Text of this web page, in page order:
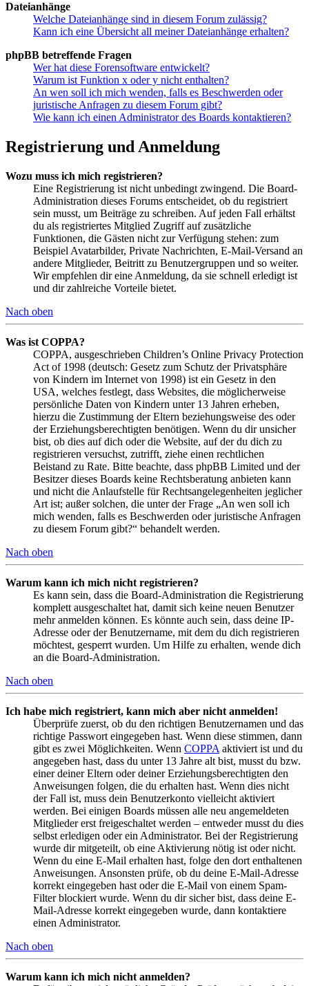
Dateianhänge
Welche Dateianhänge sind in diesem Forum zulässig?
Kann ich eine Übersicht all meiner Dateianhänge erhalten?
phpBB betreffende Fragen
Wer hat diese Forensoftware entwickelt?
Warum ist Funktion x oder y nicht enthalten?
An wen soll ich mich wenden, falls es Beschwerden oder
juristische Anfragen zu diesem Forum gibt?
Wie kann ich einen Administrator des Boards kontaktieren?
Registrierung und Anmeldung
Wozu muss ich mich registrieren?
Eine Registrierung ist nicht unbedingt zwingend. Die Board-
Administration dieses Forums entscheidet, ob du registriert
sein musst, um Beiträge zu schreiben. Auf jeden Fall erhältst
du als registriertes Mitglied Zugriff auf zusätzliche
Funktionen, die Gästen nicht zur Verfügung stehen: zum
Beispiel Avatarbilder, Private Nachrichten, E-Mail-Versand an
andere Mitglieder, Beitritt zu Benutzergruppen und so weiter.
Wir empfehlen dir eine Anmeldung, da sie schnell erledigt ist
und dir zahlreiche Vorteile bietet.
Nach oben
Was ist COPPA?
COPPA, ausgeschrieben Children’s Online Privacy Protection
Act of 1998 (deutsch: Gesetz zum Schutz der Privatsphäre
von Kindern im Internet von 1998) ist ein Gesetz in den
USA, welches festlegt, dass Websites, die möglicherweise
persönliche Daten von Kindern unter 13 Jahren erheben,
hierzu die Zustimmung der Eltern beziehungsweise des oder
der Erziehungsberechtigten benötigen. Wenn du dir unsicher
bist, ob dies auf dich oder die Website, auf der du dich zu
registrieren versuchst, zutrifft, ziehe einen rechtlichen
Beistand zu Rate. Bitte beachte, dass phpBB Limited und der
Besitzer dieses Boards keine Rechtsberatung anbieten kann
und nicht die Anlaufstelle für Rechtsangelegenheiten jeglicher
Art ist; außer solchen, die unter der Frage „An wen soll ich
mich wenden, falls es Beschwerden oder juristische Anfragen
zu diesem Forum gibt?“ behandelt werden.
Nach oben
Warum kann ich mich nicht registrieren?
Es kann sein, dass die Board-Administration die Registrierung
komplett ausgeschaltet hat, damit sich keine neuen Benutzer
mehr anmelden können. Es könnte auch sein, dass deine IP-
Adresse oder der Benutzername, mit dem du dich registrieren
möchtest, gesperrt wurden. Um Hilfe zu erhalten, wende dich
an die Board-Administration.
Nach oben
Ich habe mich registriert, kann mich aber nicht anmelden!
Überprüfe zuerst, ob du den richtigen Benutzernamen und das
richtige Passwort eingegeben hast. Wenn diese stimmen, dann
gibt es zwei Möglichkeiten. Wenn COPPA aktiviert ist und du
angegeben hast, dass du unter 13 Jahre alt bist, musst du bzw.
einer deiner Eltern oder deiner Erziehungsberechtigten den
Anweisungen folgen, die du erhalten hast. Wenn dies nicht
der Fall ist, muss dein Benutzerkonto vielleicht aktiviert
werden. Bei einigen Boards müssen alle neu angemeldeten
Mitglieder erst freigeschaltet werden – entweder musst du dies
selbst erledigen oder ein Administrator. Bei der Registrierung
wurde dir mitgeteilt, ob eine Aktivierung nötig ist oder nicht.
Wenn du eine E-Mail erhalten hast, folge den dort enthaltenen
Anweisungen. Ansonsten prüfe, ob du deine E-Mail-Adresse
korrekt eingegeben hast oder die E-Mail von einem Spam-
Filter blockiert wurde. Wenn du dir sicher bist, dass deine E-
Mail-Adresse korrekt eingegeben wurde, dann kontaktiere
einen Administrator.
Nach oben
Warum kann ich mich nicht anmelden?